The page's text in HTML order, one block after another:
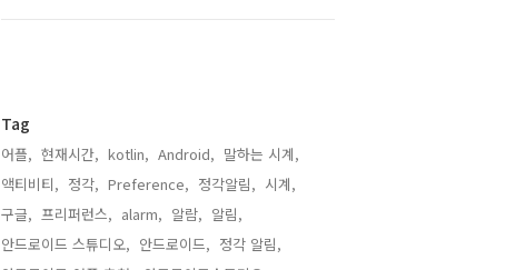
Tag
어플, 현재시간, kotlin, Android, 말하는 시계,
액티비티, 정각, Preference, 정각알림, 시계,
구글, 프리퍼런스, alarm, 알람, 알림,
안드로이드 스튜디오, 안드로이드, 정각 알림,